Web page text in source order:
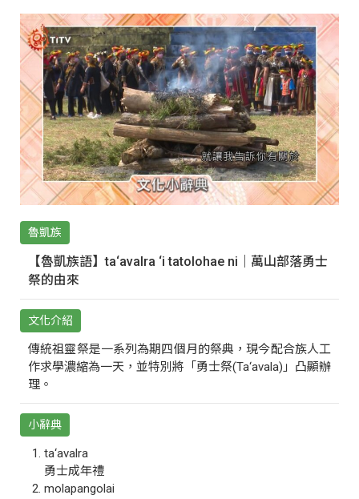
魯凱族
【魯凱族語】ta‘avalra ‘i tatolohae ni｜萬山部落勇士
祭的由來
文化介紹
傳統祖靈祭是一系列為期四個月的祭典，現今配合族人工
作求學濃縮為一天，並特別將「勇士祭(Ta‘avala)」凸顯辦
理。
小辭典
ta‘avalra
勇士成年禮
molapangolai